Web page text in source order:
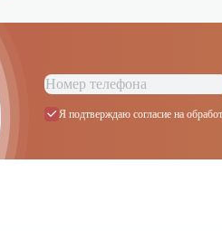
Я подтверждаю согласие на